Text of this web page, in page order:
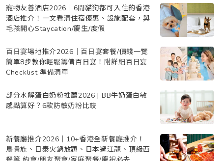
寵物友善酒店2026｜6間貓狗都可入住的香港
酒店推介！一文看清住宿優惠、設施配套，與
毛孩開心Staycation/慶生/度假
百日宴場地推介2026｜百日宴套餐/價錢一覽
簡單8步教你輕鬆籌備百日宴！附詳細百日宴
Checklist 準備清單
部分水解蛋白奶粉推薦2026 | BB牛奶蛋白敏
感點算好？6款防敏奶粉比較
新餐廳推介2026｜10+香港全新餐廳推介！
鳥貴族、日泰火鍋放題、日本過江龍、頂級西